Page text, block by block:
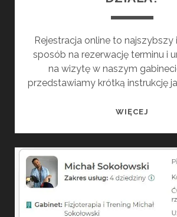
Rejestracja online to najszybszy
sposób na rezerwację terminu i
na wizytę w naszym
przedstawiamy krótką instrukcję
WIĘCEJ
TO